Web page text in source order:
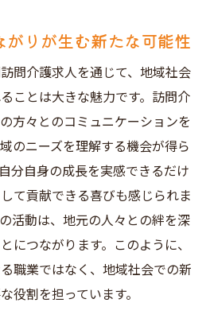
りが生む新たな可能性
問介護求人を通じて、地域社会
ことは大きな魅力です。訪問介
方々とのコミュニケーションを
のニーズを理解する機会が得ら
分自身の成長を実感できるだけ
て貢献できる喜びも感じられま
活動は、地元の人々との絆を深
につながります。このように、
職業ではなく、地域社会での新
役割を担っています。